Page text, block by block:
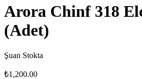
Arora Chinf 318
(Adet)
Şuan Stokta
₺1,200.00